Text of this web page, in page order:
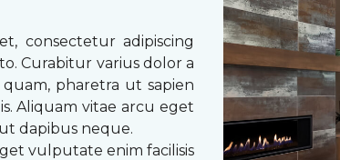
consectetur adipiscing
Curabitur varius dolor a
quam, pharetra ut sapien
Aliquam vitae arcu eget
dapibus neque.
vulputate enim facilisis